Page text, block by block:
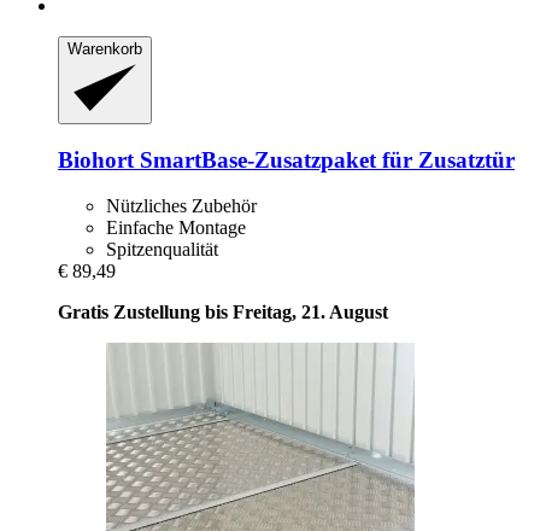
Warenkorb
Biohort SmartBase-​Zusatzpaket für Zusatztür
Nützliches Zubehör
Einfache Montage
Spitzenqualität
€ 89,49
Gratis Zustellung bis Freitag, 21. August